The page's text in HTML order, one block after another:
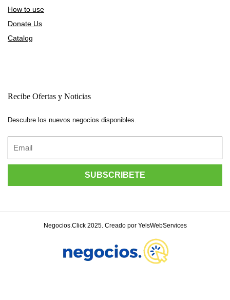
How to use
Donate Us
Catalog
Recibe Ofertas y Noticias
Descubre los nuevos negocios disponibles.
Negocios.Click 2025. Creado por YelsWebServices